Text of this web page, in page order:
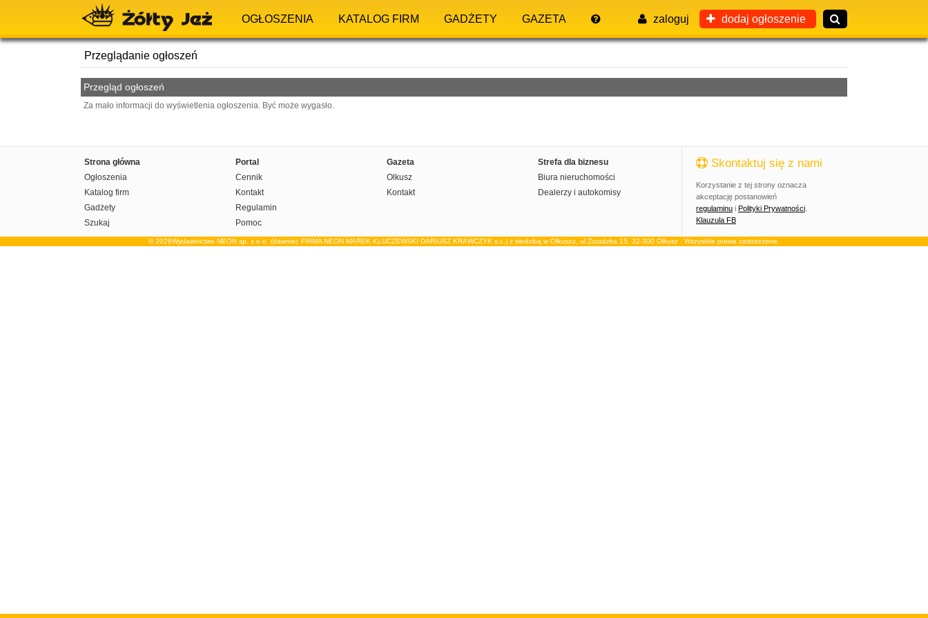
OGŁOSZENIA KATALOG FIRM GADŻETY GAZETA zaloguj dodaj ogłoszenie
Przeglądanie ogłoszeń
Przegląd ogłoszeń
Za mało informacji do wyświetlenia ogłoszenia. Być może wygasło.
Strona główna
Ogłoszenia
Katalog firm
Gadżety
Szukaj
Portal
Cennik
Kontakt
Regulamin
Pomoc
Gazeta
Olkusz
Kontakt
Strefa dla biznesu
Biura nieruchomości
Dealerzy i autokomisy
Skontaktuj się z nami
Korzystanie z tej strony oznacza
akceptację postanowień
regulaminu i Polityki Prywatności
Klauzula FB
© 2026Wydawnictwo NEON sp. z o.o. (dawniej: FIRMA NEON MAREK KLUCZEWSKI DARIUSZ KRAWCZYK s.c.) z siedzibą w Olkuszu, ul.Żuradzka 15, 32-300 Olkusz . Wszystkie prawa zastrzeżone.